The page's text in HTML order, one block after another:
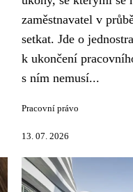
zaměstnavatel v
setkat. Jde o
k ukončení
s ním nemusí...
Pracovní právo
13. 07. 2026